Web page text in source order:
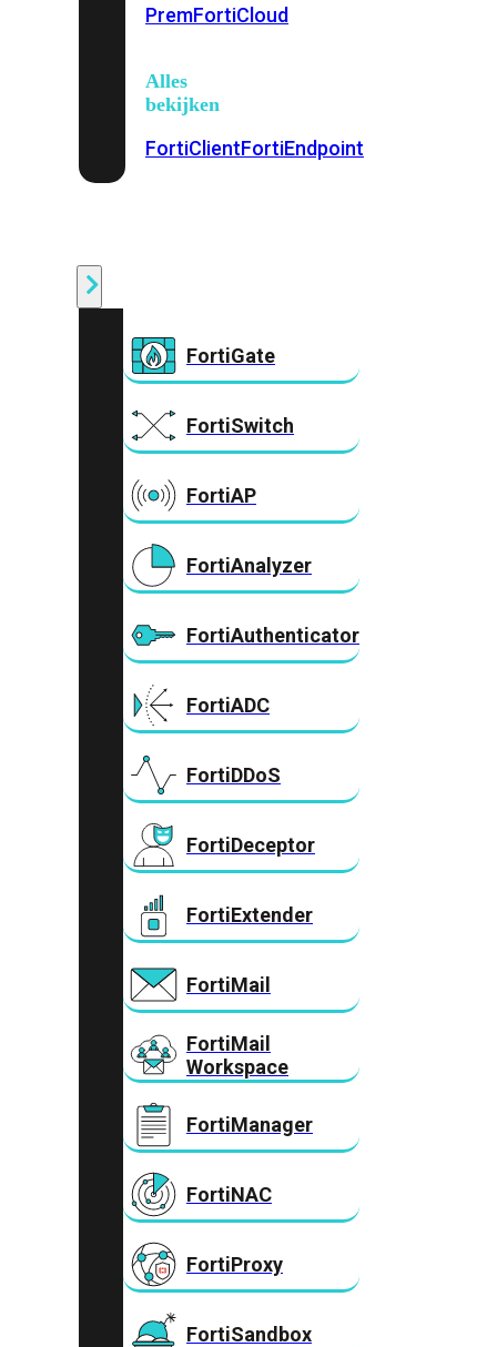
PremFortiCloud
Alles
bekijken
FortiClientFortiEndpoint
FortiGate
FortiSwitch
FortiAP
FortiAnalyzer
FortiAuthenticator
FortiADC
FortiDDoS
FortiDeceptor
FortiExtender
FortiMail
FortiMail
Workspace
FortiManager
FortiNAC
FortiProxy
FortiSandbox